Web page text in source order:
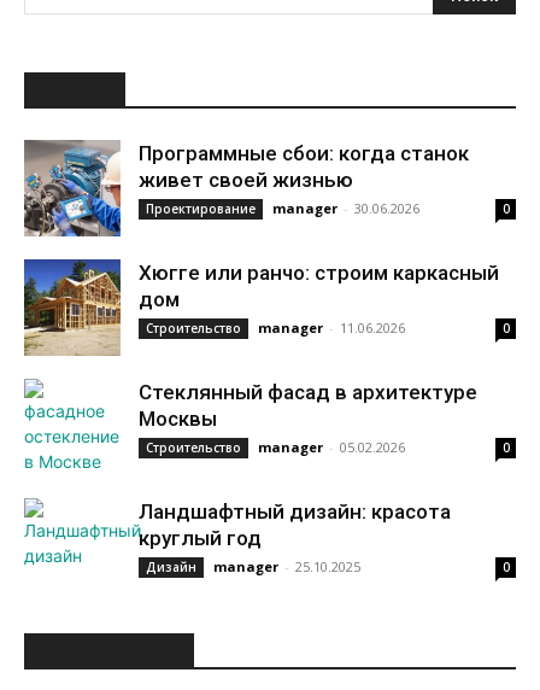
Программные сбои: когда станок
живет своей жизнью
Проектирование manager - 30.06.2026 0
Хюгге или ранчо: строим каркасный
дом
Строительство manager - 11.06.2026 0
Стеклянный фасад в архитектуре
Москвы
Строительство manager - 05.02.2026 0
Ландшафтный дизайн: красота
круглый год
Дизайн manager - 25.10.2025 0